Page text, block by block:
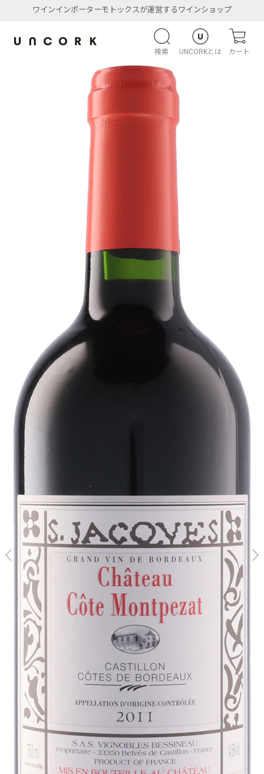
ワインインポーターモトックスが運営するワインショップ
検索 UNCORKとは カート